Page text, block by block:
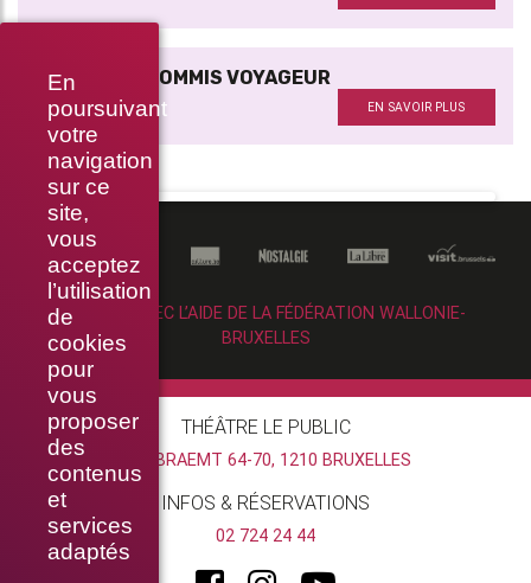
En
poursuivant
votre
navigation
sur ce
site,
vous
acceptez
l’utilisation
de
cookies
pour
vous
proposer
des
contenus
et
services
adaptés
MORT D’UN COMMIS VOYAGEUR
Vidéo EN SAVOIR PLUS
RÉALISÉ AVEC L’AIDE DE LA FÉDÉRATION WALLONIE-
BRUXELLES
THÉÂTRE LE PUBLIC
RUE BRAEMT 64-70, 1210 BRUXELLES
INFOS & RÉSERVATIONS
02 724 24 44